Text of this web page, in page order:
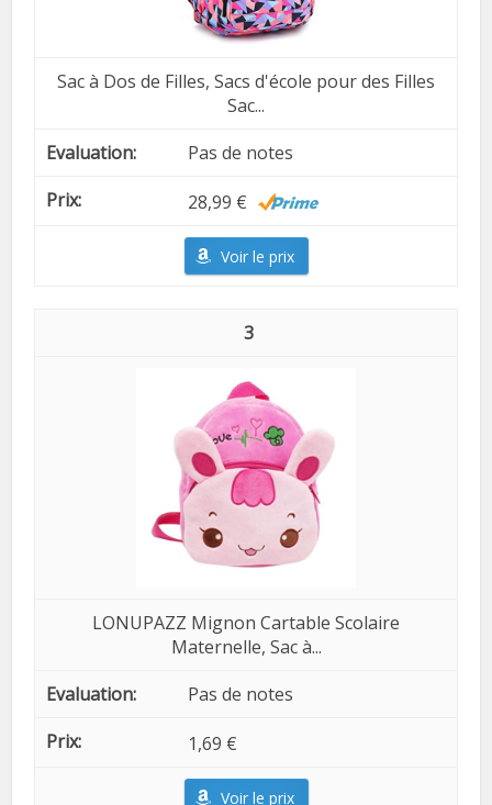
Sac à Dos de Filles, Sacs d'école pour des Filles
Sac...
Pas de notes
28,99 €
Voir le prix
3
LONUPAZZ Mignon Cartable Scolaire
Maternelle, Sac à...
Pas de notes
1,69 €
Voir le prix